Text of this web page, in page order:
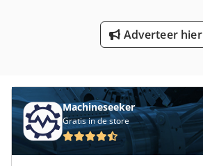
Verscherping Van De Machine
Adverteer hier
Machineseeker
Gratis in de store